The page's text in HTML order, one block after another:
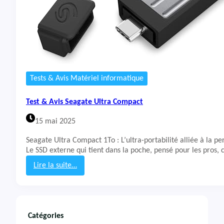
Tests & Avis Matériel informatique
Test & Avis Seagate Ultra Compact
15 mai 2025
Seagate Ultra Compact 1To : L’ultra-portabilité alliée à la
Le SSD externe qui tient dans la poche, pensé pour les
Lire la suite…
:
Catégories